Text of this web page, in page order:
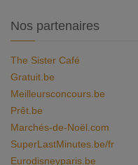
Nos partenaires
The Sister Café
Gratuit.be
Meilleursconcours.be
Prêt.be
Marchés-de-Noël.com
SuperLastMinutes.be/fr
Eurodisneyparis.be